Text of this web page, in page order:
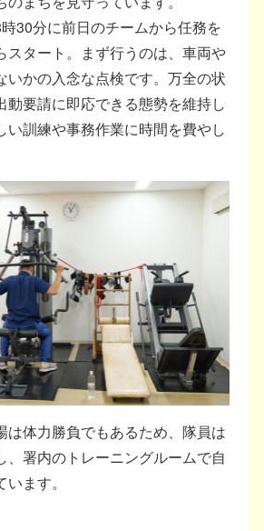
30分に前日のチームから任務を
スタート。まず行うのは、車両や
いかの入念な点検です。万全の状
動要請に即応できる態勢を維持し
い訓練や事務作業に時間を費やし
は体力勝負でもあるため、隊員は
、署内のトレーニングルームで自
ます。